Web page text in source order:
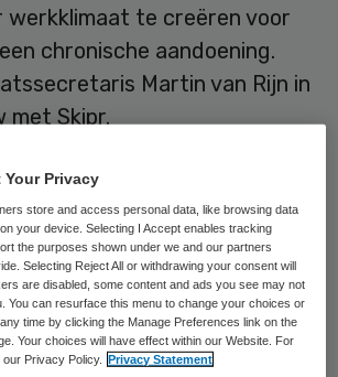
werkklimaat te creëren voor
chronische aandoening.
Martin van Rijn in
met Skipr.
zijn uitspraken in reactie op
‘Werk: van belang voor
deFit for Work
actief door innovatie in
Deze conferentie werd
Den Haag gehouden.
Your Privacy
store and access personal data, like browsing data
your device. Selecting I Accept enables tracking
the purposes shown under we and our partners
Selecting Reject All or withdrawing your consent will
are disabled, some content and ads you see may not
You can resurface this menu to change your choices or
time by clicking the Manage Preferences link on the
Your choices will have effect within our Website. For
Privacy Policy.
Privacy Statement